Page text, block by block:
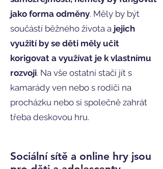
jako forma odměny. Měly by být
součástí běžného života a jejich
využití by se děti měly učit
korigovat a využívat je k vlastnímu
rozvoji. Na vše ostatní stačí jít s
kamarády ven nebo s rodiči na
procházku nebo si společně zahrát
třeba deskovou hru.​
Sociální sítě a online hry jsou